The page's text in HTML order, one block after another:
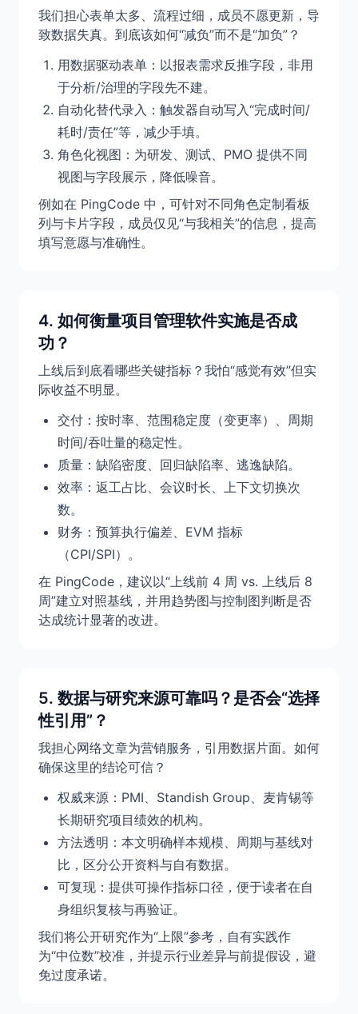
我们担心表单太多、流程过细，成员不愿更新，导
致数据失真。到底该如何“减负”而不是“加负”？
用数据驱动表单：以报表需求反推字段，非用
于分析/治理的字段先不建。
自动化替代录入：触发器自动写入“完成时间/
耗时/责任”等，减少手填。
角色化视图：为研发、测试、PMO 提供不同
视图与字段展示，降低噪音。
例如在 PingCode 中，可针对不同角色定制看板
列与卡片字段，成员仅见“与我相关”的信息，提高
填写意愿与准确性。
4. 如何衡量项目管理软件实施是否成
功？
上线后到底看哪些关键指标？我怕“感觉有效”但实
际收益不明显。
交付：按时率、范围稳定度（变更率）、周期
时间/吞吐量的稳定性。
质量：缺陷密度、回归缺陷率、逃逸缺陷。
效率：返工占比、会议时长、上下文切换次
数。
财务：预算执行偏差、EVM 指标
（CPI/SPI）。
在 PingCode，建议以“上线前 4 周 vs. 上线后 8
周”建立对照基线，并用趋势图与控制图判断是否
达成统计显著的改进。
5. 数据与研究来源可靠吗？是否会“选择
性引用”？
我担心网络文章为营销服务，引用数据片面。如何
确保这里的结论可信？
权威来源：PMI、Standish Group、麦肯锡等
长期研究项目绩效的机构。
方法透明：本文明确样本规模、周期与基线对
比，区分公开资料与自有数据。
可复现：提供可操作指标口径，便于读者在自
身组织复核与再验证。
我们将公开研究作为“上限”参考，自有实践作
为“中位数”校准，并提示行业差异与前提假设，避
免过度承诺。